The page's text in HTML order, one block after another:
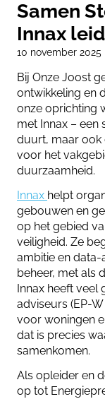
Samen
Innax
10 november 2025
Bij Onze Joost
ontwikkeling en
onze oprichting
met Innax – een
duurt, maar ook
voor het
duurzaamheid.
Innax helpt
gebouwen en
op het gebied
veiligheid. Ze
ambitie en data-
beheer, met als
Innax heeft
adviseurs (EP-
voor woningen
dat is precies
samenkomen.
Als opleider en
op tot